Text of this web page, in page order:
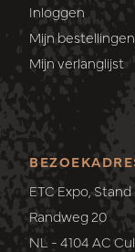
Inloggen
Mijn bestellingen
Mijn verlanglijst
ETC Expo, Stand
Randweg 20
NL - 4104 AC